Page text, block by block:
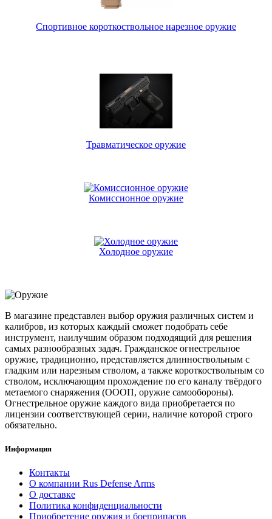
Спортивное короткоствольное нарезное оружие
Травматическое оружие
Комиссионное оружие
Холодное оружие
В магазине представлен выбор оружия различных систем и
калибров, из которых каждый сможет подобрать себе
инструмент, наилучшим образом подходящий для решения
самых разнообразных задач. Гражданское огнестрельное
оружие, традиционно, представляется длинноствольным с
гладким или нарезным стволом, а также короткоствольным со
стволом, исключающим прохождение по его каналу твёрдого
метаемого снаряжения (ОООП, оружие самообороны).
Огнестрельное оружие каждого вида приобретается по
лицензии соответствующей серии, наличие которой строго
обязательно.
Информация
Контакты
О компании Rus Defense Arms
О доставке
Политика конфиденциальности
Приобретение оружия и боеприпасов